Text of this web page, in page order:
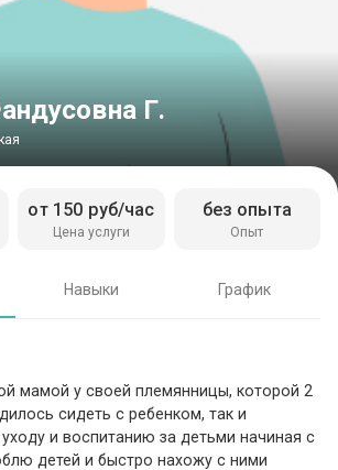
Г.
Цена услуги
от 150 руб/час
Опыт
без опыта
Навыки График
мамой у своей племянницы, которой 2
сидеть с ребенком, так и
и воспитанию за детьми начиная с
детей и быстро нахожу с ними